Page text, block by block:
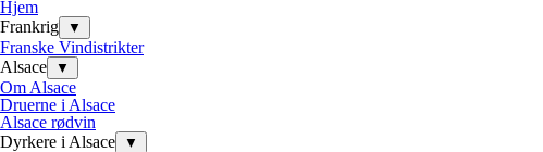
Hjem
Frankrig
▼
Franske Vindistrikter
Alsace
▼
Om Alsace
Druerne i Alsace
Alsace rødvin
Dyrkere i Alsace
▼